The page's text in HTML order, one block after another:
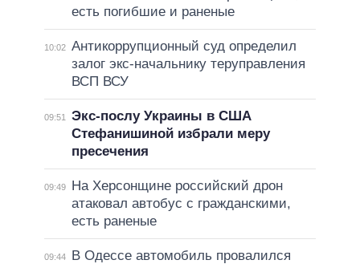
есть погибшие и раненые
10:02 Антикоррупционный суд определил
залог экс-начальнику теруправления
ВСП ВСУ
09:51
Экс-послу Украины в США
Стефанишиной избрали меру
пресечения
09:49
На Херсонщине российский дрон
атаковал автобус с гражданскими,
есть раненые
09:44
В Одессе автомобиль провалился